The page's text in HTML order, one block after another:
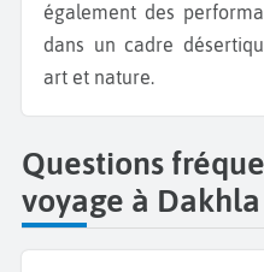
également des
dans un cadre
art et nature.
Questions
voyage à Dakhla